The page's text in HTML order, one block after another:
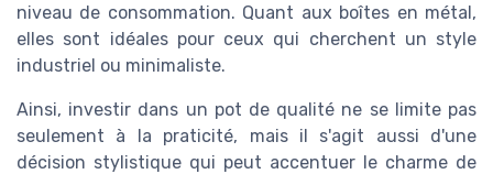
niveau de consommation. Quant aux boîtes en métal,
elles sont idéales pour ceux qui cherchent un style
industriel ou minimaliste.
Ainsi, investir dans un pot de qualité ne se limite pas
seulement à la praticité, mais il s'agit aussi d'une
décision stylistique qui peut accentuer le charme de